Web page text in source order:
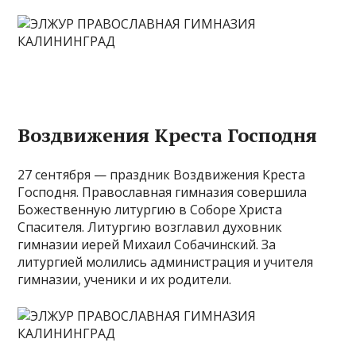
Воздвижения Креста Господня
27 сентября — праздник Воздвижения Креста
Господня. Православная гимназия совершила
Божественную литургию в Соборе Христа
Спасителя. Литургию возглавил духовник
гимназии иерей Михаил Собачинский. За
литургией молились администрация и учителя
гимназии, ученики и их родители.